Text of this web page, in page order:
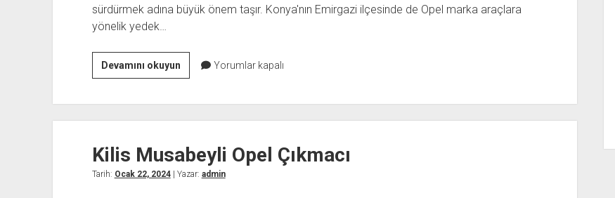
sürdürmek adına büyük önem taşır. Konya'nın Emirgazi ilçesinde de Opel marka araçlara
yönelik yedek…
Devamını okuyunKonya
Emirgazi
Yorumlar kapalı
Kilis Musabeyli Opel Çıkmacı
Tarih: Ocak 22, 2024| Yazar: admin